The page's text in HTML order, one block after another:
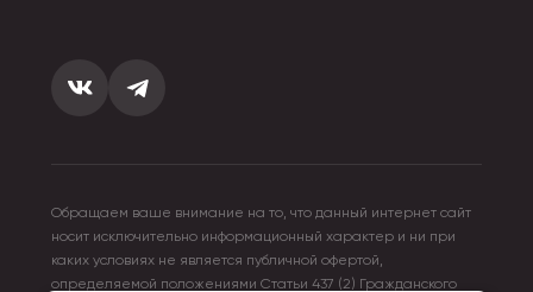
Обращаем ваше внимание на то, что данный интернет сайт
носит исключительно информационный характер и ни при
каких условиях не является публичной офертой,
определяемой положениями Статьи 437 (2) Гражданского